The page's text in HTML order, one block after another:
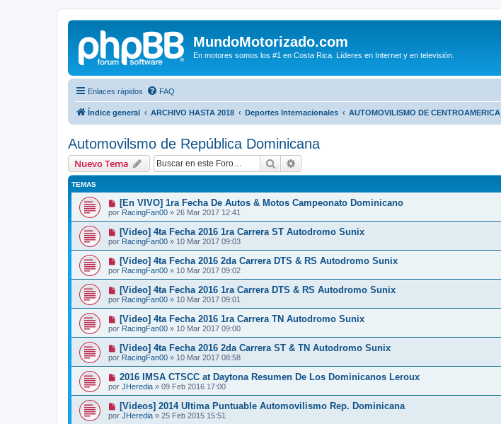
MundoMotorizado.com
En motores somos los #1 en Costa Rica. Líderes en Internet y en televisión.
Enlaces rápidos FAQ
Índice general ARCHIVO HASTA 2018 Deportes Internacionales AUTOMOVILISMO DE CENTROAMERICA
Automovilsmo de República Dominicana
Nuevo Tema Buscar
TEMAS
[En VIVO] 1ra Fecha De Autos & Motos Campeonato Dominicano
por RacingFan00 » 26 Mar 2017 12:41
[Video] 4ta Fecha 2016 1ra Carrera ST Autodromo Sunix
por RacingFan00 » 10 Mar 2017 09:03
[Video] 4ta Fecha 2016 2da Carrera DTS & RS Autodromo Sunix
por RacingFan00 » 10 Mar 2017 09:02
[Video] 4ta Fecha 2016 1ra Carrera DTS & RS Autodromo Sunix
por RacingFan00 » 10 Mar 2017 09:01
[Video] 4ta Fecha 2016 1ra Carrera TN Autodromo Sunix
por RacingFan00 » 10 Mar 2017 09:00
[Video] 4ta Fecha 2016 2da Carrera ST & TN Autodromo Sunix
por RacingFan00 » 10 Mar 2017 08:58
2016 IMSA CTSCC at Daytona Resumen De Los Dominicanos Leroux
por JHeredia » 09 Feb 2016 17:00
[Videos] 2014 Ultima Puntuable Automovilismo Rep. Dominicana
por JHeredia » 25 Feb 2015 15:51